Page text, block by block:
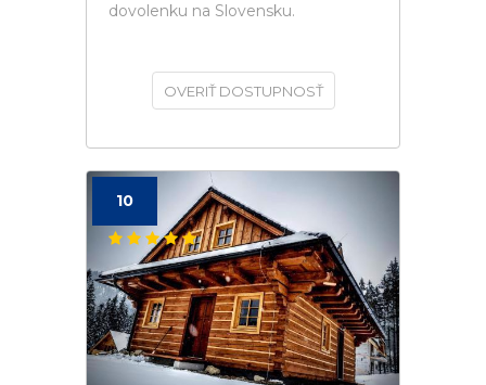
dovolenku na Slovensku.
OVERIŤ DOSTUPNOSŤ
10